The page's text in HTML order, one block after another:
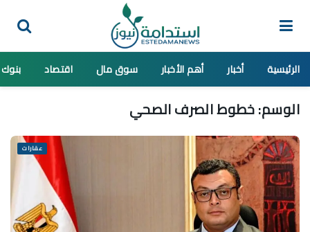
الرئيسية أخبار أهم الأخبار سوق مال اقتصاد بنوك
الوسم:خطوط الصرف الصحي
عقارات